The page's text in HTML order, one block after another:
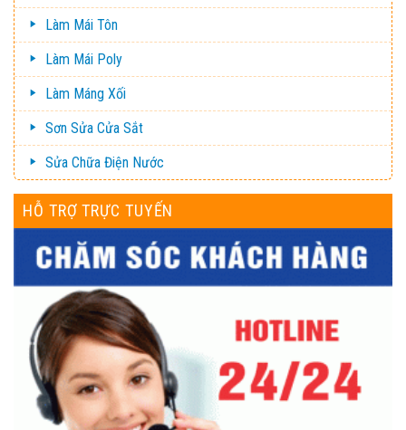
Làm Mái Tôn
Làm Mái Poly
Làm Máng Xối
Sơn Sửa Cửa Sắt
Sửa Chữa Điện Nước
HỖ TRỢ TRỰC TUYẾN